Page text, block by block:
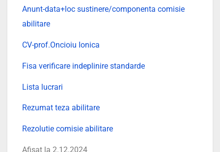
Anunt-data+loc sustinere/componenta comisie
abilitare
CV-prof.Oncioiu Ionica
Fisa verificare indeplinire standarde
Lista lucrari
Rezumat teza abilitare
Rezolutie comisie abilitare
Afisat la 2.12.2024